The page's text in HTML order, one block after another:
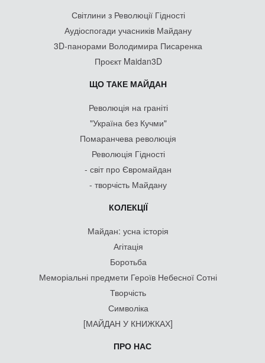
Світлини з Революції Гідності
Аудіоспогади учасників Майдану
3D-панорами Володимира Писаренка
Проєкт Maidan3D
ЩО ТАКЕ МАЙДАН
Революція на граніті
"Україна без Кучми"
Помаранчева революція
Революція Гідності
- світ про Євромайдан
- творчість Майдану
КОЛЕКЦІЇ
Майдан: усна історія
Агітація
Боротьба
Меморіальні предмети Героїв Небесної Сотні
Творчість
Символіка
[МАЙДАН У КНИЖКАХ]
ПРО НАС